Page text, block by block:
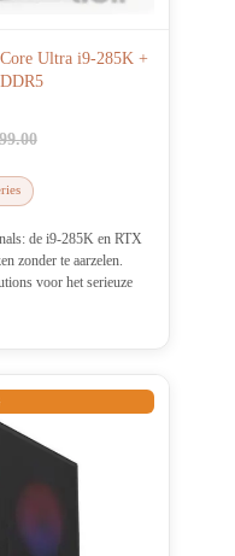
Ultra i9-285K +
de i9-285K en RTX
zonder te aarzelen.
voor het serieuze